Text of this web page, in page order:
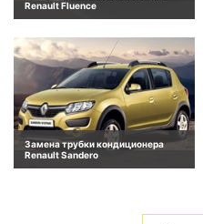
Renault Fluence
Замена трубки кондиционера
Renault Sandero